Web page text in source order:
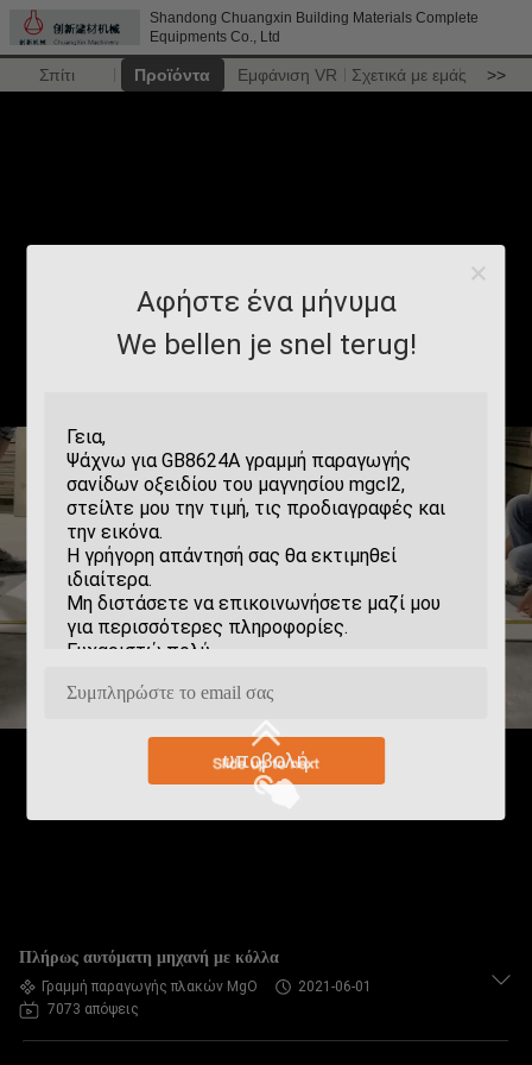
Shandong Chuangxin Building Materials Complete
Equipments Co., Ltd
Σπίτι Προϊόντα Εμφάνιση VR Σχετικά με εμάς >>
Αφήστε ένα μήνυμα
We bellen je snel terug!
υποβολή
Πλήρως αυτόματη μηχανή με κόλλα
Γραμμή παραγωγής πλακών MgO
2021-06-01
7073 απόψεις